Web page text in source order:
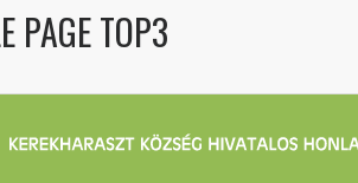
PAGE TOP3